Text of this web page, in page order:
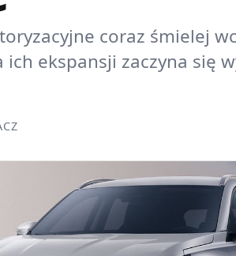
coraz śmielej
ekspansji zaczyna się